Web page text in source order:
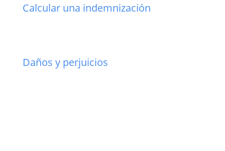
Calcular una indemnización
Daños y perjuicios